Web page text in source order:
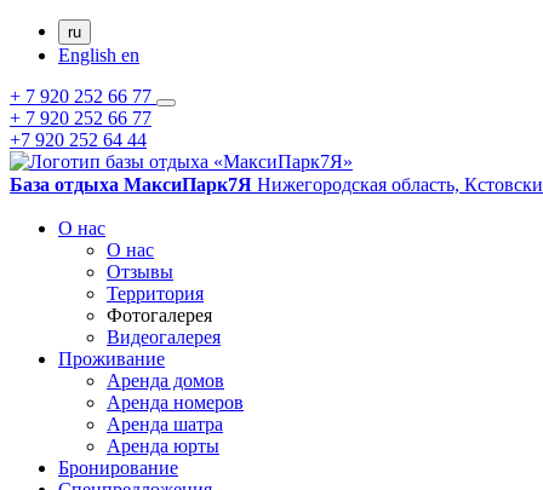
ru
English en
+ 7 920 252 66 77
+ 7 920 252 66 77
+7 920 252 64 44
База отдыха МаксиПарк7Я Нижегородская область,
О нас
О нас
Отзывы
Территория
Фотогалерея
Видеогалерея
Проживание
Аренда домов
Аренда номеров
Аренда шатра
Аренда юрты
Бронирование